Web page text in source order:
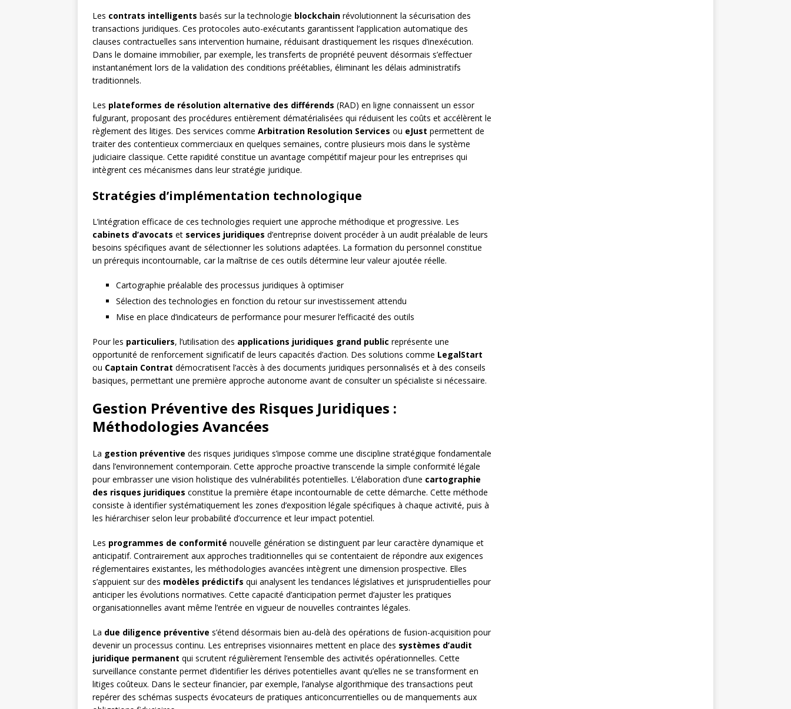
Les contrats intelligents basés sur la technologie blockchain révolutionnent la sécurisation des
transactions juridiques. Ces protocoles auto-exécutants garantissent l’application automatique des
clauses contractuelles sans intervention humaine, réduisant drastiquement les risques d’inexécution.
Dans le domaine immobilier, par exemple, les transferts de propriété peuvent désormais s’effectuer
instantanément lors de la validation des conditions préétablies, éliminant les délais administratifs
traditionnels.
Les plateformes de résolution alternative des différends (RAD) en ligne connaissent un essor
fulgurant, proposant des procédures entièrement dématérialisées qui réduisent les coûts et accélèrent le
règlement des litiges. Des services comme Arbitration Resolution Services ou eJust permettent de
traiter des contentieux commerciaux en quelques semaines, contre plusieurs mois dans le système
judiciaire classique. Cette rapidité constitue un avantage compétitif majeur pour les entreprises qui
intègrent ces mécanismes dans leur stratégie juridique.
Stratégies d’implémentation technologique
L’intégration efficace de ces technologies requiert une approche méthodique et progressive. Les
cabinets d’avocats et services juridiques d’entreprise doivent procéder à un audit préalable de leurs
besoins spécifiques avant de sélectionner les solutions adaptées. La formation du personnel constitue
un prérequis incontournable, car la maîtrise de ces outils détermine leur valeur ajoutée réelle.
Cartographie préalable des processus juridiques à optimiser
Sélection des technologies en fonction du retour sur investissement attendu
Mise en place d’indicateurs de performance pour mesurer l’efficacité des outils
Pour les particuliers, l’utilisation des applications juridiques grand public représente une
opportunité de renforcement significatif de leurs capacités d’action. Des solutions comme LegalStart
ou Captain Contrat démocratisent l’accès à des documents juridiques personnalisés et à des conseils
basiques, permettant une première approche autonome avant de consulter un spécialiste si nécessaire.
Gestion Préventive des Risques Juridiques :
Méthodologies Avancées
La gestion préventive des risques juridiques s’impose comme une discipline stratégique fondamentale
dans l’environnement contemporain. Cette approche proactive transcende la simple conformité légale
pour embrasser une vision holistique des vulnérabilités potentielles. L’élaboration d’une cartographie
des risques juridiques constitue la première étape incontournable de cette démarche. Cette méthode
consiste à identifier systématiquement les zones d’exposition légale spécifiques à chaque activité, puis à
les hiérarchiser selon leur probabilité d’occurrence et leur impact potentiel.
Les programmes de conformité nouvelle génération se distinguent par leur caractère dynamique et
anticipatif. Contrairement aux approches traditionnelles qui se contentaient de répondre aux exigences
réglementaires existantes, les méthodologies avancées intègrent une dimension prospective. Elles
s’appuient sur des modèles prédictifs qui analysent les tendances législatives et jurisprudentielles pour
anticiper les évolutions normatives. Cette capacité d’anticipation permet d’ajuster les pratiques
organisationnelles avant même l’entrée en vigueur de nouvelles contraintes légales.
La due diligence préventive s’étend désormais bien au-delà des opérations de fusion-acquisition pour
devenir un processus continu. Les entreprises visionnaires mettent en place des systèmes d’audit
juridique permanent qui scrutent régulièrement l’ensemble des activités opérationnelles. Cette
surveillance constante permet d’identifier les dérives potentielles avant qu’elles ne se transforment en
litiges coûteux. Dans le secteur financier, par exemple, l’analyse algorithmique des transactions peut
repérer des schémas suspects évocateurs de pratiques anticoncurrentielles ou de manquements aux